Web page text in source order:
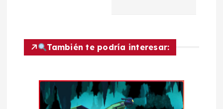
e
e
También te podría interesar: